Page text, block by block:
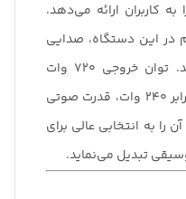
کاربران ارائه می‌دهد.
بی‌سیم در این دستگاه، صدایی
عمیق و پرجزئیات فراهم می‌کند. توان خروجی 720 وات
(P.M.P.O) و توان متوسط RMS برابر 240 وات، قدرت صوتی
به انتخابی عالی برای
تبدیل می‌نماید.